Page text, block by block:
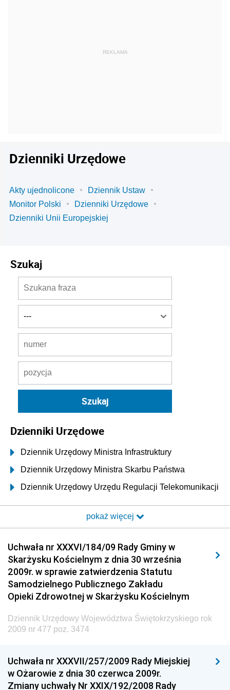
Dzienniki Urzędowe
Akty ujednolicone
Dziennik Ustaw
Monitor Polski
Dzienniki Urzędowe
Dzienniki Unii Europejskiej
Szukaj
Dzienniki Urzędowe
Dziennik Urzędowy Ministra Infrastruktury
Dziennik Urzędowy Ministra Skarbu Państwa
Dziennik Urzędowy Urzędu Regulacji Telekomunikacji
Dziennik Urzędowy Ministra Transportu i Budownictwa
Elektronicznej
Dziennik Urzędowy Ministra Spraw Wewnętrznych i
Administracji
Dziennik Urzędowy Ministra Transportu
Dziennik Urzędowy Ministra Budownictwa
Dziennik Urzędowy Ministra Nauki i Szkolnictwa
Dziennik Urzędowy Głównego Urzędu Miar
Dziennik Urzędowy Ministra Rolnictwa i Rozwoju Wsi
pokaż więcej
Uchwała nr XXXVI/184/09 Rady Gminy w
Skarżysku Kościelnym z dnia 30 września
2009r. w sprawie zatwierdzenia Statutu
Samodzielnego Publicznego Zakładu
Opieki Zdrowotnej w Skarżysku Kościelnym
Dziennik Urzędowy Województwa Świętokrzyskiego rok
2009 nr 477 poz. 3474
Uchwała nr XXXVII/257/2009 Rady Miejskiej
w Ożarowie z dnia 30 czerwca 2009r.
Zmiany uchwały Nr XXIX/192/2008 Rady